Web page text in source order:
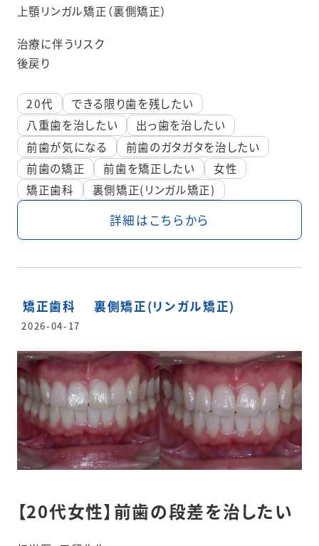
上顎リンガル矯正（裏側矯正）
治療に伴うリスク
後戻り
20代
できる限り歯を残したい
八重歯を治したい
出っ歯を治したい
前歯が気になる
前歯のガタガタを治したい
前歯の矯正
前歯を矯正したい
女性
矯正歯科
裏側矯正(リンガル矯正)
詳細はこちらから
矯正歯科 裏側矯正(リンガル矯正)
2026-04-17
【20代女性】前歯の段差を治したい